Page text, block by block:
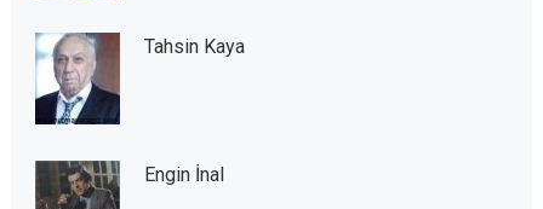
Tahsin Kaya
Engin İnal